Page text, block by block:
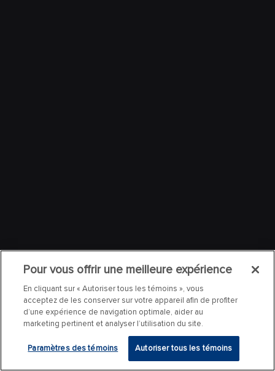
Pour vous offrir une meilleure expérience
En cliquant sur « Autoriser tous les témoins », vous
acceptez de les conserver sur votre appareil afin de profiter
d’une expérience de navigation optimale, aider au
marketing pertinent et analyser l’utilisation du site.
Paramètres des témoins Autoriser tous les témoins